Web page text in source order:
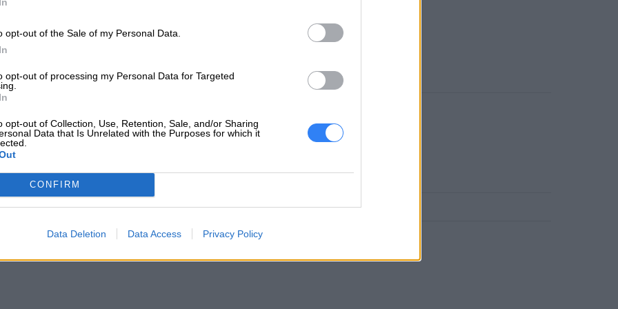
opt-out of the Sale of my Personal Data.
opt-out of processing my Personal Data for Targeted
opt-out of Collection, Use, Retention, Sale, and/or Sharing
Data that Is Unrelated with the Purposes for which it
CONFIRM
Data Deletion Data Access Privacy Policy
https://lenovo.com
odpowiedzialny
ul. Gottlieba Daimlera 1
02-460 Warszawa
https://lenovo.com
techniczna https://support.lenovo.com/pl/pl/